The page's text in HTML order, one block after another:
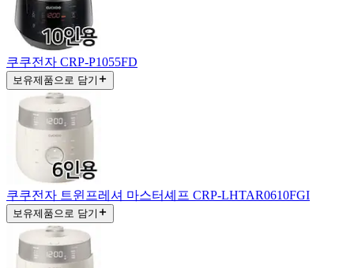
쿠쿠전자 CRP-P1055FD
보유제품으로 담기
쿠쿠전자 트윈프레셔 마스터셰프 CRP-LHTAR0610FGI
보유제품으로 담기